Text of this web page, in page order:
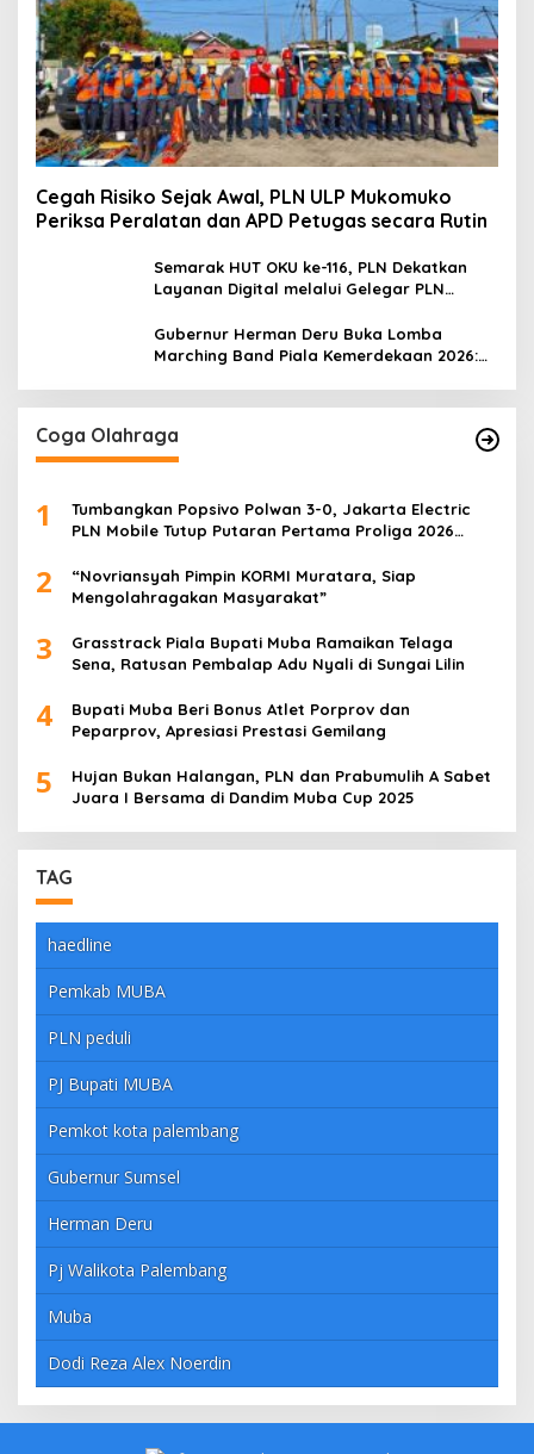
Cegah Risiko Sejak Awal, PLN ULP Mukomuko
Periksa Peralatan dan APD Petugas secara Rutin
Semarak HUT OKU ke-116, PLN Dekatkan
Layanan Digital melalui Gelegar PLN
Gubernur Herman Deru Buka Lomba
Marching Band Piala Kemerdekaan 2026:
Coga Olahraga
1
Tumbangkan Popsivo Polwan 3-0, Jakarta Electric
PLN Mobile Tutup Putaran Pertama Proliga 2026
2
“Novriansyah Pimpin KORMI Muratara, Siap
Mengolahragakan Masyarakat”
3
Grasstrack Piala Bupati Muba Ramaikan Telaga
Sena, Ratusan Pembalap Adu Nyali di Sungai Lilin
4
Bupati Muba Beri Bonus Atlet Porprov dan
Peparprov, Apresiasi Prestasi Gemilang
5
Hujan Bukan Halangan, PLN dan Prabumulih A Sabet
Juara I Bersama di Dandim Muba Cup 2025
TAG
haedline
Pemkab MUBA
PLN peduli
PJ Bupati MUBA
Pemkot kota palembang
Gubernur Sumsel
Herman Deru
Pj Walikota Palembang
Muba
Dodi Reza Alex Noerdin